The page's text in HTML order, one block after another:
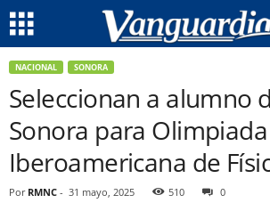
NACIONAL SONORA
Seleccionan a alumno
Sonora para Olimpiada
Iberoamericana de
Por RMNC - 31 mayo, 2025 510 0